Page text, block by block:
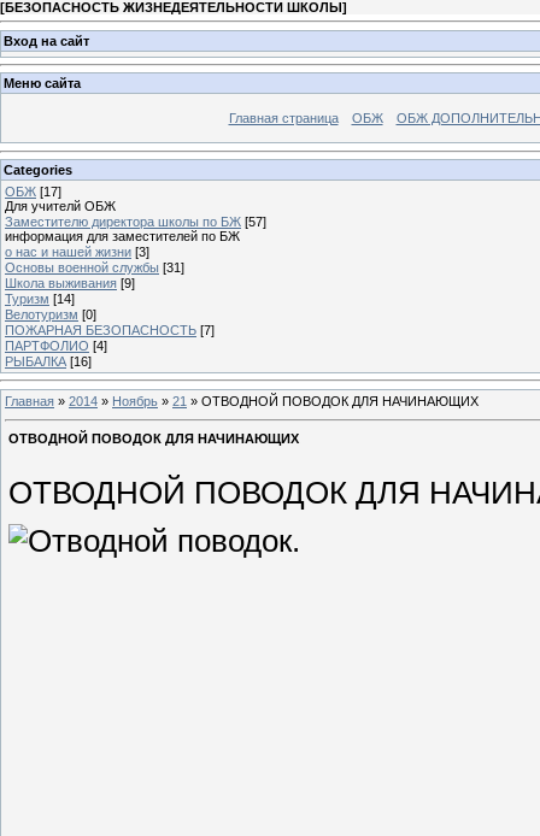
[БЕЗОПАСНОСТЬ ЖИЗНЕДЕЯТЕЛЬНОСТИ ШКОЛЫ]
Вход на сайт
Меню сайта
Главная страница ОБЖ ОБЖ
Categories
ОБЖ [17]
Для учителй ОБЖ
Заместителю директора школы по БЖ [57]
информация для заместителей по БЖ
о нас и нашей жизни [3]
Основы военной службы [31]
Школа выживания [9]
Туризм [14]
Велотуризм [0]
ПОЖАРНАЯ БЕЗОПАСНОСТЬ [7]
ПАРТФОЛИО [4]
РЫБАЛКА [16]
Главная » 2014 » Ноябрь » 21 » ОТВОДНОЙ ПОВОДОК ДЛЯ НАЧИНАЮЩИХ
ОТВОДНОЙ ПОВОДОК ДЛЯ НАЧИНАЮЩИХ
ОТВОДНОЙ ПОВОДОК ДЛЯ